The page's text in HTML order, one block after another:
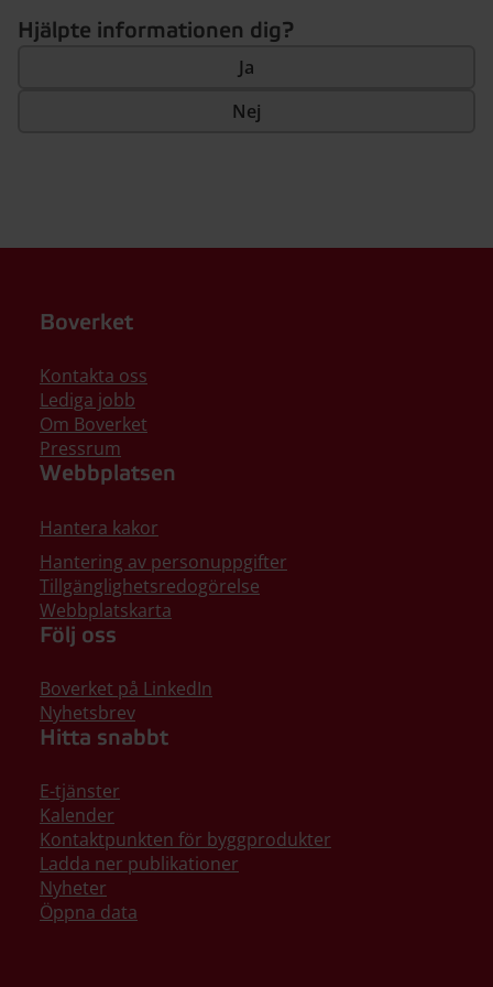
Hjälpte informationen dig?
Ja
Nej
Boverket
Kontakta oss
Lediga jobb
Om Boverket
Pressrum
Webbplatsen
Hantera kakor
Hantering av personuppgifter
Tillgänglighetsredogörelse
Webbplatskarta
Följ oss
Boverket på LinkedIn
Nyhetsbrev
Hitta snabbt
E-tjänster
Kalender
Kontaktpunkten för byggprodukter
Ladda ner publikationer
Nyheter
Öppna data